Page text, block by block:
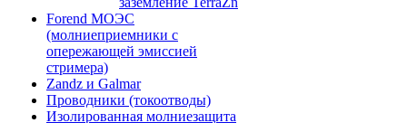
Forend МОЭС
(молниеприемники с
опережающей эмиссией
стримера)
Zandz и Galmar
Проводники (токоотводы)
Изолированная молниезащита